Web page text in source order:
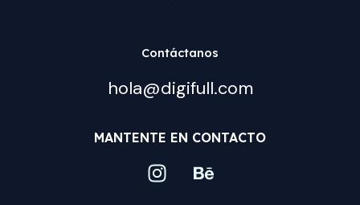
Contáctanos
hola@digifull.com
MANTENTE EN CONTACTO